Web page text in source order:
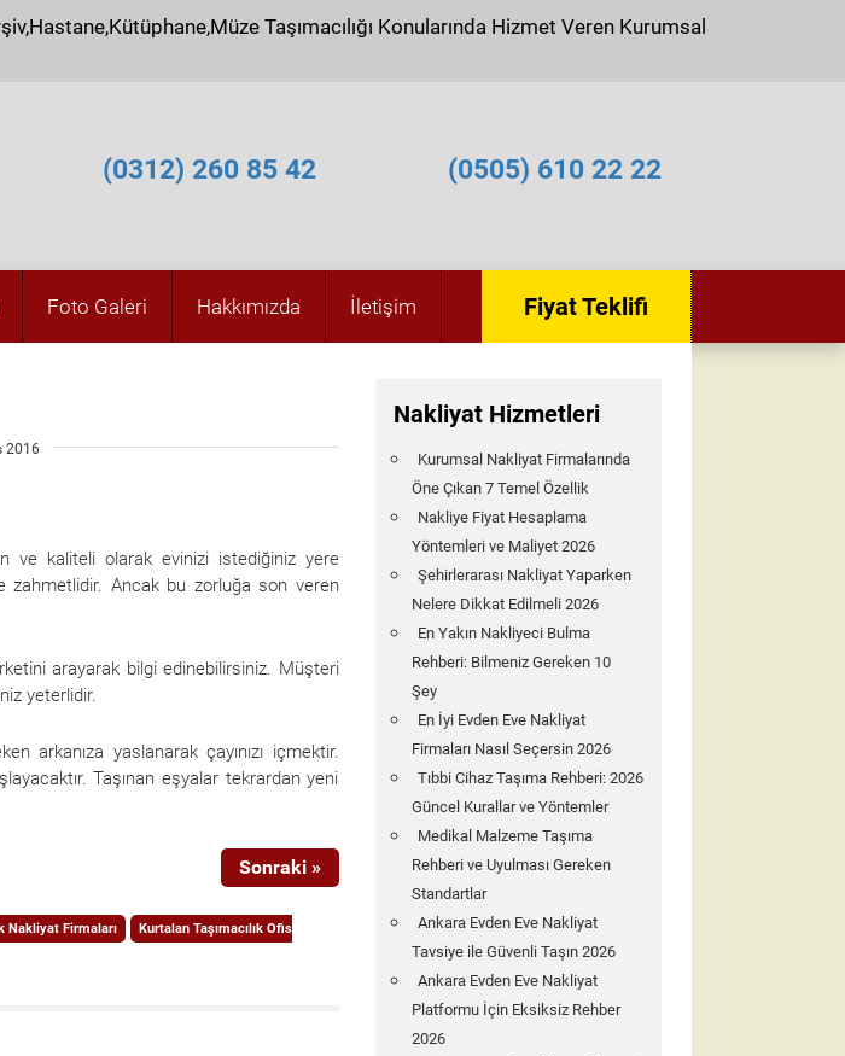
Taşımacılığı Konularında Hizmet Veren Kurumsal
(0312) 260 85 42 (0505) 610 22 22
Foto Galeri Hakkımızda İletişim Fiyat Teklifi
2016
ve kaliteli olarak evinizi istediğiniz yere
zahmetlidir. Ancak bu zorluğa son veren
arayarak bilgi edinebilirsiniz. Müşteri
yeterlidir.
arkanıza yaslanarak çayınızı içmektir.
Taşınan eşyalar tekrardan yeni
Sonraki »
Nakliyat Firmaları
Kurtalan Taşımacılık Ofis
Nakliyat Hizmetleri
Kurumsal Nakliyat Firmalarında
Öne Çıkan 7 Temel Özellik
Nakliye Fiyat Hesaplama
Yöntemleri ve Maliyet 2026
Şehirlerarası Nakliyat Yaparken
Nelere Dikkat Edilmeli 2026
En Yakın Nakliyeci Bulma
Rehberi: Bilmeniz Gereken 10
Şey
En İyi Evden Eve Nakliyat
Firmaları Nasıl Seçersin 2026
Tıbbi Cihaz Taşıma Rehberi: 2026
Güncel Kurallar ve Yöntemler
Medikal Malzeme Taşıma
Rehberi ve Uyulması Gereken
Standartlar
Ankara Evden Eve Nakliyat
Tavsiye ile Güvenli Taşın 2026
Ankara Evden Eve Nakliyat
Platformu İçin Eksiksiz Rehber
2026